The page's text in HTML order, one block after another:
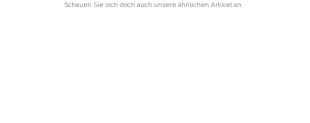
Schauen Sie sich doch auch unsere ähnlichen Artikel an.